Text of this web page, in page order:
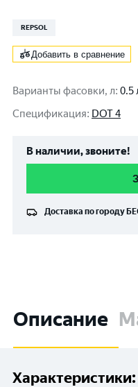
REPSOL
Добавить в сравнение
Варианты фасовки, л: 0.5
Спецификация: DOT 4
В наличии, звоните!
Доставка по городу
Описание
Характеристики: